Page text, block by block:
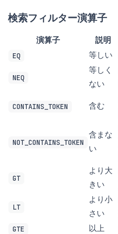
検索フィルター演算子
演算子 説明
EQ 等しい
NEQ
等しく
ない
CONTAINS_TOKEN 含む
NOT_CONTAINS_TOKEN
含まな
い
GT
より大
きい
LT
より小
さい
GTE
以上